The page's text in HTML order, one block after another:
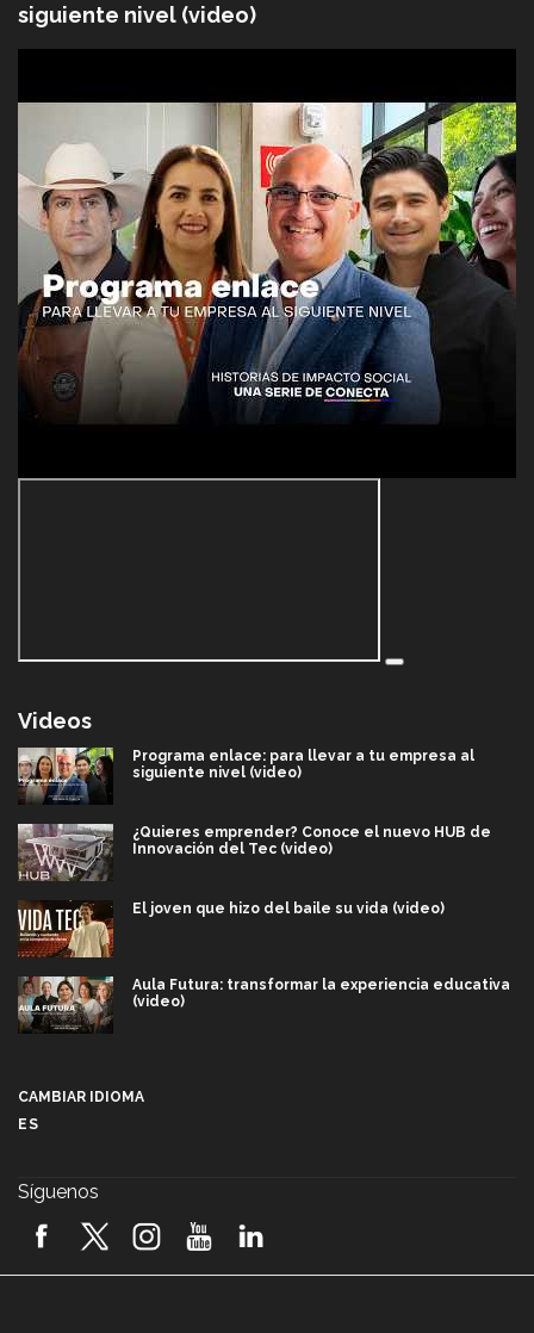
siguiente nivel (video)
Videos
Programa enlace: para llevar a tu empresa al
siguiente nivel (video)
¿Quieres emprender? Conoce el nuevo HUB de
Innovación del Tec (video)
El joven que hizo del baile su vida (video)
Aula Futura: transformar la experiencia educativa
(video)
2026! (video)
CAMBIAR IDIOMA
ES
Síguenos